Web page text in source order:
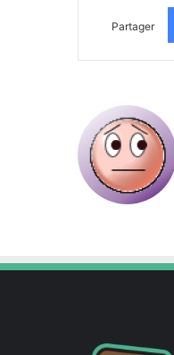
Partager